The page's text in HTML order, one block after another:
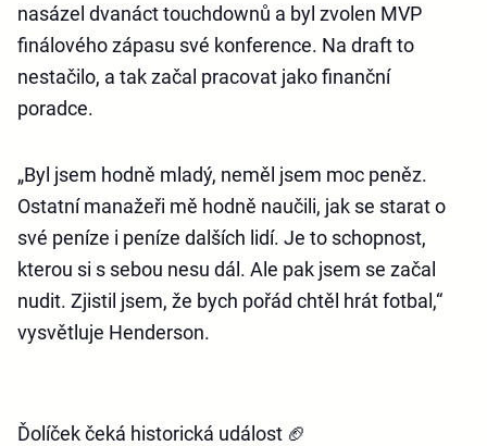
nasázel dvanáct touchdownů a byl zvolen MVP
finálového zápasu své konference. Na draft to
nestačilo, a tak začal pracovat jako finanční
poradce.
„Byl jsem hodně mladý, neměl jsem moc peněz.
Ostatní manažeři mě hodně naučili, jak se starat o
své peníze i peníze dalších lidí. Je to schopnost,
kterou si s sebou nesu dál. Ale pak jsem se začal
nudit. Zjistil jsem, že bych pořád chtěl hrát fotbal,“
vysvětluje Henderson.
Ďolíček čeká historická událost 🏈